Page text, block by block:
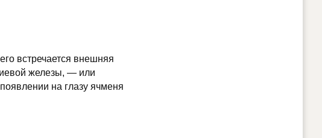
встречается внешняя
железы, — или
на глазу ячменя